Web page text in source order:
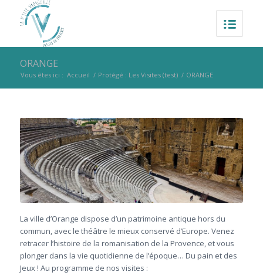
ORANGE
Vous êtes ici : Accueil / Protégé : Les Visites (test) / ORANGE
La ville d’Orange dispose d’un patrimoine antique hors du
commun, avec le théâtre le mieux conservé d’Europe. Venez
retracer l’histoire de la romanisation de la Provence, et vous
plonger dans la vie quotidienne de l’époque… Du pain et des
Jeux ! Au programme de nos visites :